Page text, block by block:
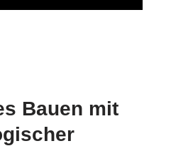
Bauen mit